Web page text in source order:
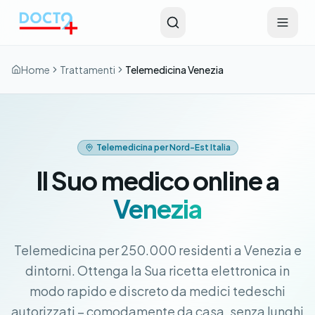
Home Trattamenti Telemedicina Venezia
Telemedicina per Nord-Est Italia
Il Suo medico online a
Venezia
Telemedicina per 250.000 residenti a Venezia e
dintorni. Ottenga la Sua ricetta elettronica in
modo rapido e discreto da medici tedeschi
autorizzati – comodamente da casa, senza lunghi